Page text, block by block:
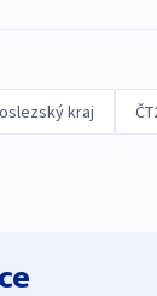
kraj